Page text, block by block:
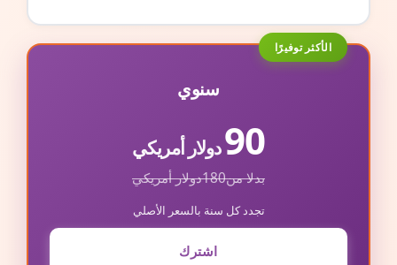
الأكثر توفيرًا
سنوي
90دولار أمريكي
بدلا من180دولار أمريكي
تجدد كل سنة بالسعر الأصلي
اشترك